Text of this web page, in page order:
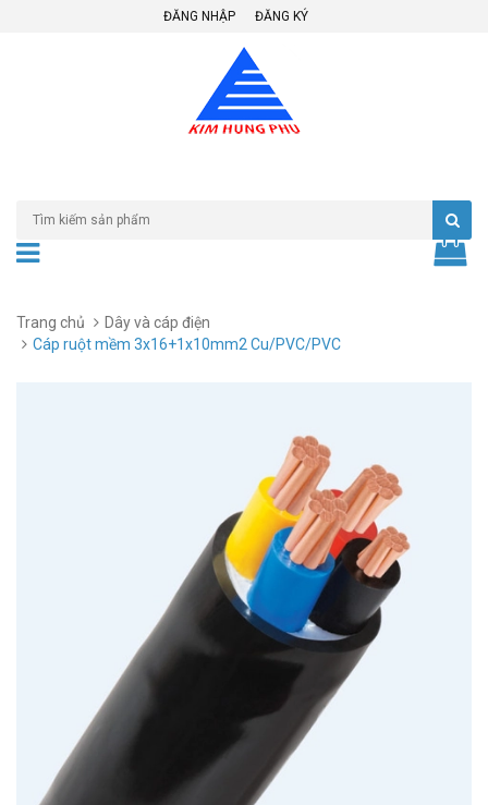
ĐĂNG NHẬP ĐĂNG KÝ
Trang chủ
Dây và cáp điện
Cáp ruột mềm 3x16+1x10mm2 Cu/PVC/PVC